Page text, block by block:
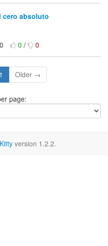
cero absoluto
0/ 0
1 Older →
page:
version 1.2.2.